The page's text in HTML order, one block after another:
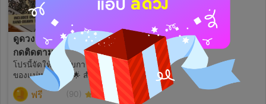
ดูดวง ฟรี 1 คำถาม สำหรับผู้
กดติดตาม
โปรนี้จัดให้สำหรับการเริ่มดูดวง
ของแม่หมอนะคะ🌟 สำหรับใคร
มีคำถาม อยากได้คำแนะนำ
สามารถถามได้เลย แม่หมอจะ
ฟรี (90)